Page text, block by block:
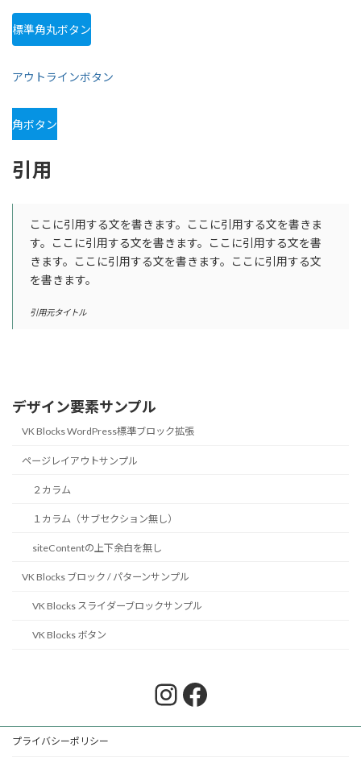
標準角丸ボタン
アウトラインボタン
角ボタン
引用
ここに引用する文を書きます。ここに引用する文を書きま
す。ここに引用する文を書きます。ここに引用する文を書
きます。ここに引用する文を書きます。ここに引用する文
を書きます。
引用元タイトル
デザイン要素サンプル
VK Blocks WordPress標準ブロック拡張
ページレイアウトサンプル
２カラム
１カラム（サブセクション無し）
siteContentの上下余白を無し
VK Blocks ブロック / パターンサンプル
VK Blocks スライダーブロックサンプル
VK Blocks ボタン
Instagram
Facebook
プライバシーポリシー